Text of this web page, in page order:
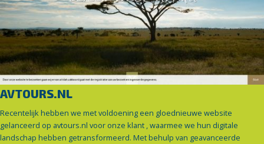
AVTOURS.NL
Recentelijk hebben we met voldoening een gloednieuwe website
gelanceerd op avtours.nl voor onze klant , waarmee we hun digitale
landschap hebben getransformeerd. Met behulp van geavanceerde